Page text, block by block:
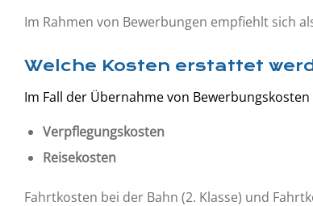
Im Rahmen von Bewerbungen empfiehlt sich
Welche Kosten erstattet
Im Fall der Übernahme von
Verpflegungskosten
Reisekosten
Fahrtkosten bei der Bahn (2. Klasse) und